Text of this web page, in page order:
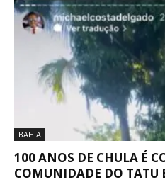
BAHIA
100 ANOS DE CHULA É
COMUNIDADE DO TATU